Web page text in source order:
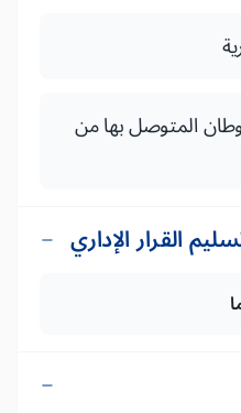
المتوصل بها من
القرار الإداري